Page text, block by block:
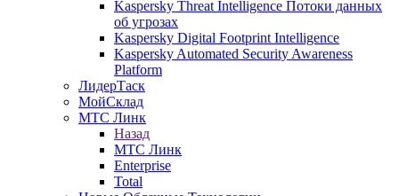
Kaspersky Threat Intelligence Потоки данных
об угрозах
Kaspersky Digital Footprint Intelligence
Kaspersky Automated Security Awareness
Platform
ЛидерТаск
МойСклад
МТС Линк
Назад
МТС Линк
Enterprise
Total